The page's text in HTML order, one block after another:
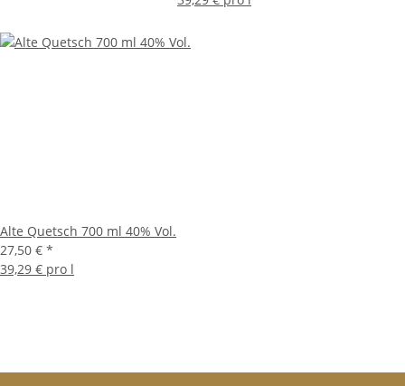
Alte Quetsch 700 ml 40% Vol.
27,50 € *
39,29 € pro l